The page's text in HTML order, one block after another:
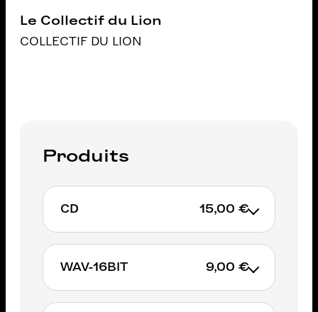
Le Collectif du Lion
COLLECTIF DU LION
Produits
CD 15,00 €
AJOUTER AU PANIER
WAV-16BIT 9,00 €